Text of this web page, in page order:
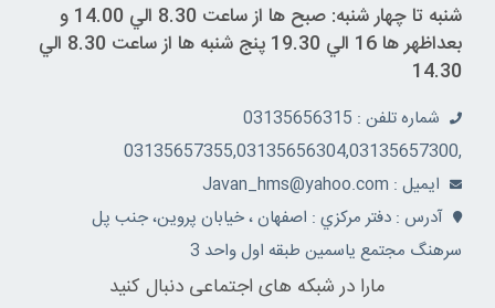
شنبه تا چهار شنبه: صبح ها از ساعت 8.30 الي 14.00 و
بعداظهر ها 16 الي 19.30 پنج شنبه ها از ساعت 8.30 الي
14.30
شماره تلفن : 03135656315
,03135657355,03135656304,03135657300
ايميل : Javan_hms@yahoo.com
آدرس : دفتر مرکزي : اصفهان ، خيابان پروين، جنب پل
سرهنگ مجتمع ياسمين طبقه اول واحد 3
مارا در شبکه های اجتماعی دنبال کنید